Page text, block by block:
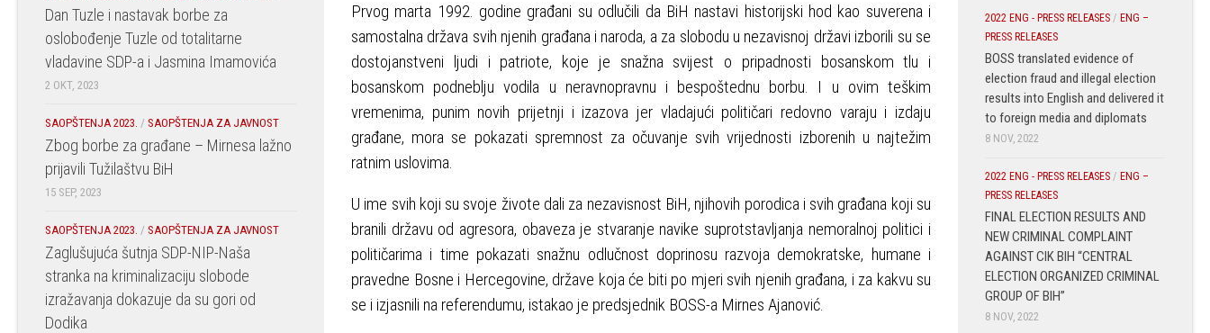
Prvog marta 1992. godine građani su odlučili da BiH nastavi historijski hod kao suverena i
samostalna država svih njenih građana i naroda, a za slobodu u nezavisnoj državi izborili su se
dostojanstveni ljudi i patriote, koje je snažna svijest o pripadnosti bosanskom tlu i
bosanskom podneblju vodila u neravnopravnu i bespoštednu borbu. I u ovim teškim
vremenima, punim novih prijetnji i izazova jer vladajući političari redovno varaju i izdaju
građane, mora se pokazati spremnost za očuvanje svih vrijednosti izborenih u najtežim
ratnim uslovima.
U ime svih koji su svoje živote dali za nezavisnost BiH, njihovih porodica i svih građana koji su
branili državu od agresora, obaveza je stvaranje navike suprotstavljanja nemoralnoj politici i
političarima i time pokazati snažnu odlučnost doprinosu razvoja demokratske, humane i
pravedne Bosne i Hercegovine, države koja će biti po mjeri svih njenih građana, i za kakvu su
se i izjasnili na referendumu, istakao je predsjednik BOSS-a Mirnes Ajanović.
Dan Tuzle i nastavak borbe za
oslobođenje Tuzle od totalitarne
vladavine SDP-a i Jasmina Imamovića
2 OKT, 2023
SAOPŠTENJA 2023. / SAOPŠTENJA ZA JAVNOST
Zbog borbe za građane – Mirnesa lažno
prijavili Tužilaštvu BiH
15 SEP, 2023
SAOPŠTENJA 2023. / SAOPŠTENJA ZA JAVNOST
Zaglušujuća šutnja SDP-NIP-Naša
stranka na kriminalizaciju slobode
izražavanja dokazuje da su gori od
Dodika
2022 ENG - PRESS RELEASES / ENG –
PRESS RELEASES
BOSS translated evidence of
election fraud and illegal election
results into English and delivered it
to foreign media and diplomats
8 NOV, 2022
2022 ENG - PRESS RELEASES / ENG –
PRESS RELEASES
FINAL ELECTION RESULTS AND
NEW CRIMINAL COMPLAINT
AGAINST CIK BIH “CENTRAL
ELECTION ORGANIZED CRIMINAL
GROUP OF BIH”
8 NOV, 2022